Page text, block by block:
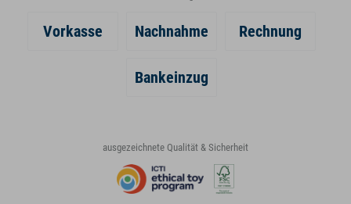
Vorkasse Nachnahme Rechnung
Bankeinzug
ausgezeichnete Qualität & Sicherheit